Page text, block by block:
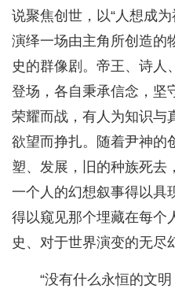
说聚焦创世，以“人想成为
演绎一场由主角所创造的
史的群像剧。帝王、诗人
登场，各自秉承信念，坚
荣耀而战，有人为知识与
欲望而挣扎。随着尹神的
塑、发展，旧的种族死去
一个人的幻想叙事得以具
得以窥见那个埋藏在每个
史、对于世界演变的无尽
“没有什么永恒的文